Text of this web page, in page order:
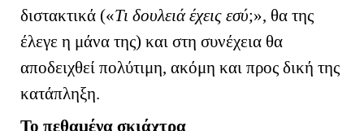
διστακτικά («Τι δουλειά έχεις εσύ;», θα της
έλεγε η μάνα της) και στη συνέχεια θα
αποδειχθεί πολύτιμη, ακόμη και προς δική της
κατάπληξη.
Το πεθαμένα σκιάχτρα